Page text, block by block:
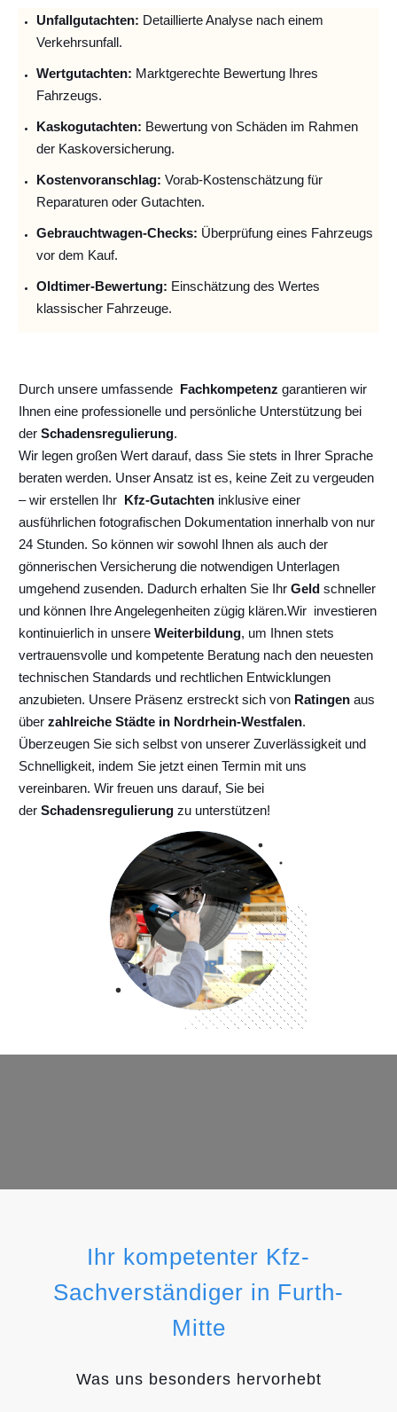
Unfallgutachten: Detaillierte Analyse nach einem
Verkehrsunfall.
Wertgutachten: Marktgerechte Bewertung Ihres
Fahrzeugs.
Kaskogutachten: Bewertung von Schäden im Rahmen
der Kaskoversicherung.
Kostenvoranschlag: Vorab-Kostenschätzung für
Reparaturen oder Gutachten.
Gebrauchtwagen-Checks: Überprüfung eines Fahrzeugs
vor dem Kauf.
Oldtimer-Bewertung: Einschätzung des Wertes
klassischer Fahrzeuge.
Durch unsere umfassende Fachkompetenz garantieren wir
Ihnen eine professionelle und persönliche Unterstützung bei
der Schadensregulierung.
Wir legen großen Wert darauf, dass Sie stets in Ihrer Sprache
beraten werden. Unser Ansatz ist es, keine Zeit zu vergeuden
– wir erstellen Ihr Kfz-Gutachten inklusive einer
ausführlichen fotografischen Dokumentation innerhalb von nur
24 Stunden. So können wir sowohl Ihnen als auch der
gönnerischen Versicherung die notwendigen Unterlagen
umgehend zusenden. Dadurch erhalten Sie Ihr Geld schneller
und können Ihre Angelegenheiten zügig klären.Wir investieren
kontinuierlich in unsere Weiterbildung, um Ihnen stets
vertrauensvolle und kompetente Beratung nach den neuesten
technischen Standards und rechtlichen Entwicklungen
anzubieten. Unsere Präsenz erstreckt sich von Ratingen aus
über zahlreiche Städte in Nordrhein-Westfalen.
Überzeugen Sie sich selbst von unserer Zuverlässigkeit und
Schnelligkeit, indem Sie jetzt einen Termin mit uns
vereinbaren. Wir freuen uns darauf, Sie bei
der Schadensregulierung zu unterstützen!
Ihr kompetenter Kfz-
Sachverständiger in Furth-
Mitte
Was uns besonders hervorhebt